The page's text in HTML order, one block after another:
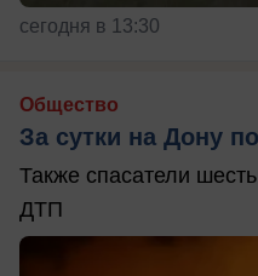
сегодня в 13:30
Общество
За сутки на Дону
Также спасатели
ДТП